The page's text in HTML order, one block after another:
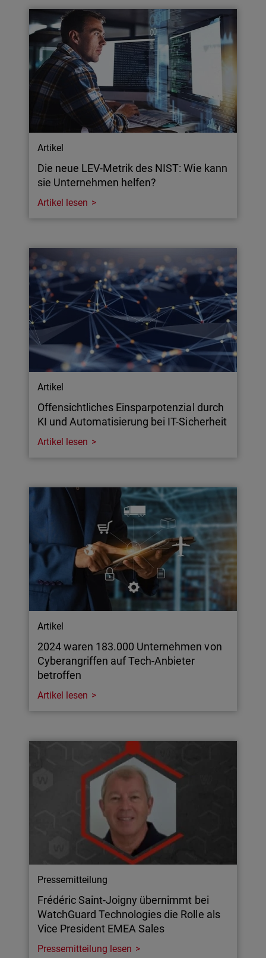
Artikel
Die neue LEV-Metrik des NIST: Wie kann
sie Unternehmen helfen?
Artikel lesen
Artikel
Offensichtliches Einsparpotenzial durch
KI und Automatisierung bei IT-Sicherheit
Artikel lesen
Artikel
2024 waren 183.000 Unternehmen von
Cyberangriffen auf Tech-Anbieter
betroffen
Artikel lesen
Pressemitteilung
Frédéric Saint-Joigny übernimmt bei
WatchGuard Technologies die Rolle als
Vice President EMEA Sales
Pressemitteilung lesen